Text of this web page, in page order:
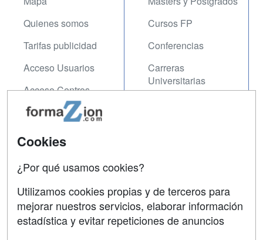
Quienes somos
Tarifas publicidad
Acceso Usuarios
Acceso Centros
Cursos FP
Conferencias
Carreras
Universitarias
Contactar
Copyleft
Cookies
¿Por qué usamos cookies?
Utilizamos cookies propias y de terceros para
mejorar nuestros servicios, elaborar información
estadística y evitar repeticiones de anuncios